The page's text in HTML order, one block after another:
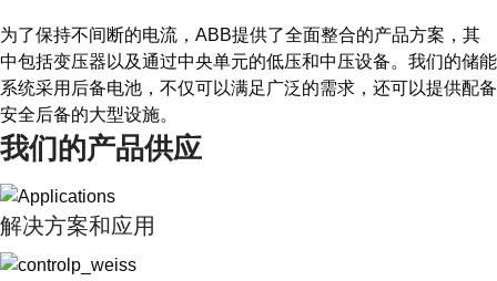
为了保持不间断的电流，ABB提供了全面整合的产品方案，其
中包括变压器以及通过中央单元的低压和中压设备。我们的储能
系统采用后备电池，不仅可以满足广泛的需求，还可以提供配备
安全后备的大型设施。
我们的产品供应
解决方案和应用